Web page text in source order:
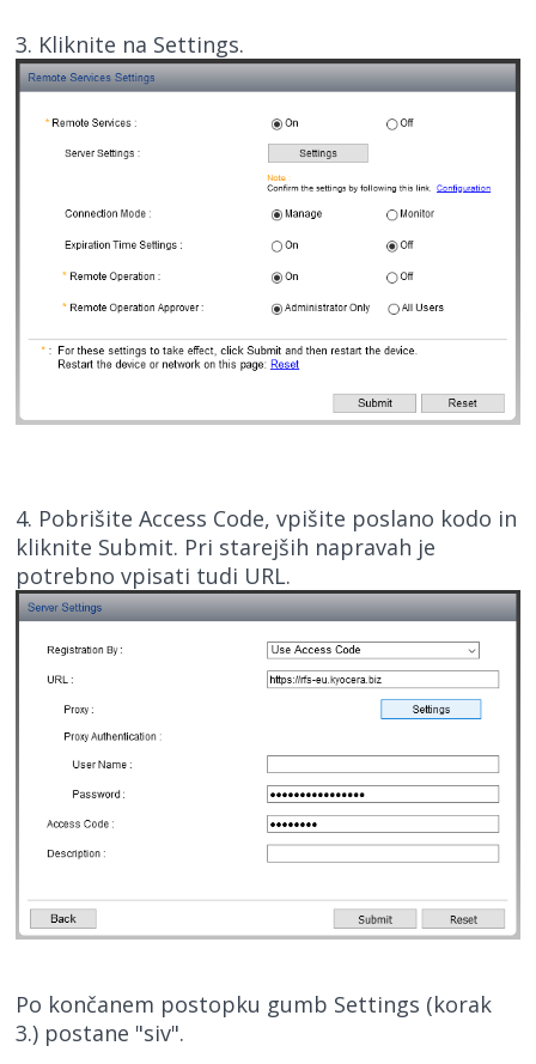
3. Kliknite na Settings.
4. Pobrišite Access Code, vpišite poslano kodo in
kliknite Submit. Pri starejših napravah je
potrebno vpisati tudi URL.
Po končanem postopku gumb Settings (korak
3.) postane "siv".